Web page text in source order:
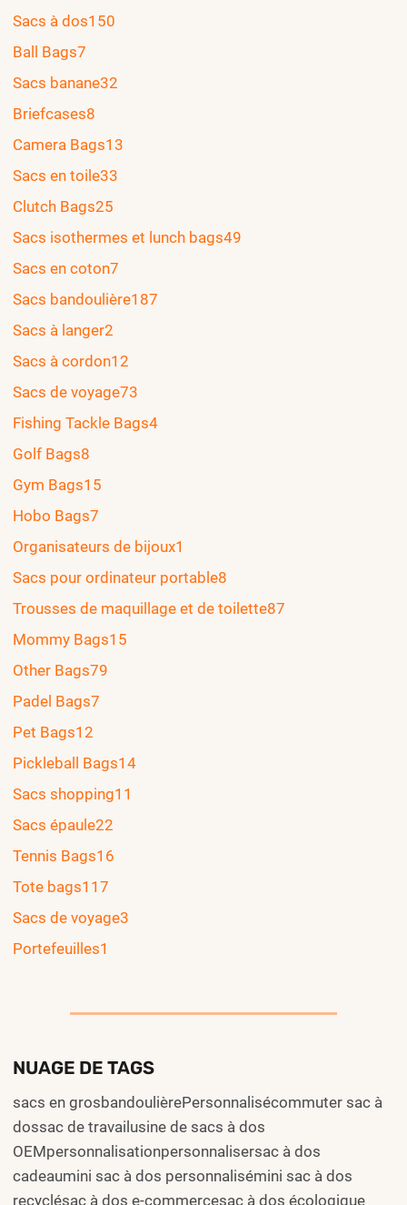
Sacs à dos150
Ball Bags7
Sacs banane32
Briefcases8
Camera Bags13
Sacs en toile33
Clutch Bags25
Sacs isothermes et lunch bags49
Sacs en coton7
Sacs bandoulière187
Sacs à langer2
Sacs à cordon12
Sacs de voyage73
Fishing Tackle Bags4
Golf Bags8
Gym Bags15
Hobo Bags7
Organisateurs de bijoux1
Sacs pour ordinateur portable8
Trousses de maquillage et de toilette87
Mommy Bags15
Other Bags79
Padel Bags7
Pet Bags12
Pickleball Bags14
Sacs shopping11
Sacs épaule22
Tennis Bags16
Tote bags117
Sacs de voyage3
Portefeuilles1
NUAGE DE TAGS
sacs en grosbandoulièrePersonnalisécommuter sac à
dossac de travailusine de sacs à dos
OEMpersonnalisationpersonnalisersac à dos
cadeaumini sac à dos personnalisémini sac à dos
recyclésac à dos e-commercesac à dos écologique